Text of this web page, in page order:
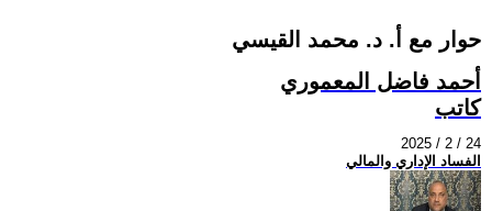
حوار مع أ. د. محمد القيسي
أحمد فاضل المعموري
كاتب
2025 / 2 / 24
الفساد الإداري والمالي